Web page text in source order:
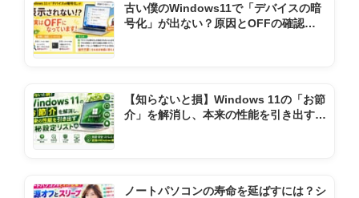
古い僕のWindows11で「デバイスの暗
号化」が出ない？原因とOFFの確認方
【知らないと損】Windows 11の「お節
介」を解消し、本来の性能を引き出す極
ノートパソコンの寿命を延ばすには？シ